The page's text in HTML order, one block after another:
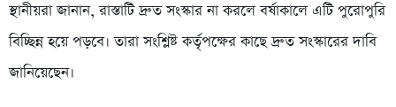
স্থানীয়রা জানান, রাস্তাটি দ্রুত সংস্কার না করলে বর্ষাকালে এটি পুরোপুরি
বিচ্ছিন্ন হয়ে পড়বে। তারা সংশ্লিষ্ট কর্তৃপক্ষের কাছে দ্রুত সংস্কারের দাবি
জানিয়েছেন।